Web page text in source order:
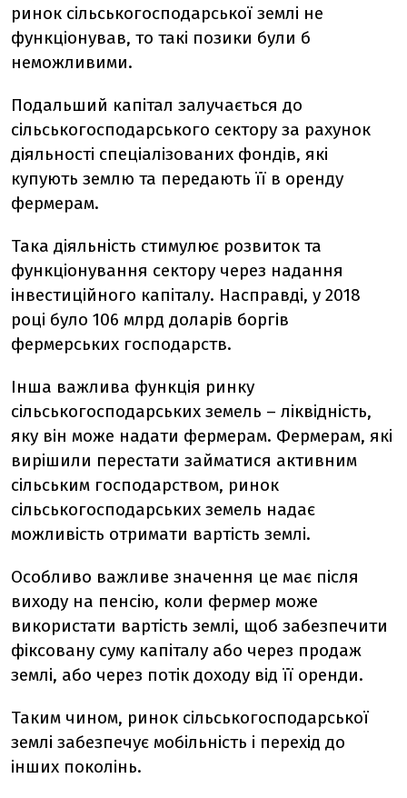
ринок сільськогосподарської землі не
функціонував, то такі позики були б
неможливими.
Подальший капітал залучається до
сільськогосподарського сектору за рахунок
діяльності спеціалізованих фондів, які
купують землю та передають її в оренду
фермерам.
Така діяльність стимулює розвиток та
функціонування сектору через надання
інвестиційного капіталу. Насправді, у 2018
році було 106 млрд доларів боргів
фермерських господарств.
Інша важлива функція ринку
сільськогосподарських земель – ліквідність,
яку він може надати фермерам. Фермерам, які
вирішили перестати займатися активним
сільським господарством, ринок
сільськогосподарських земель надає
можливість отримати вартість землі.
Особливо важливе значення це має після
виходу на пенсію, коли фермер може
використати вартість землі, щоб забезпечити
фіксовану суму капіталу або через продаж
землі, або через потік доходу від її оренди.
Таким чином, ринок сільськогосподарської
землі забезпечує мобільність і перехід до
інших поколінь.